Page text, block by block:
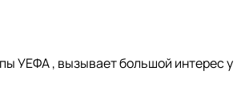
УЕФА , вызывает большой интерес у